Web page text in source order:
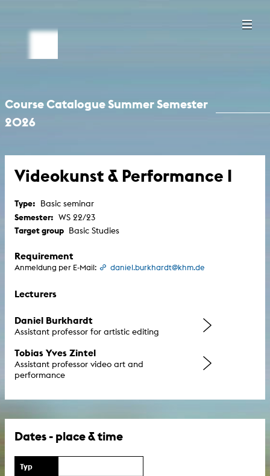
Course Catalogue Summer Semester
2026
Videokunst & Performance I
Type: Basic seminar
Semester: WS 22/23
Target group Basic Studies
Requirement
Anmeldung per E-Mail: daniel.burkhardt@khm.de
Lecturers
Daniel Burkhardt
Assistant professor for artistic editing
Tobias Yves Zintel
Assistant professor video art and
performance
Dates - place & time
Typ